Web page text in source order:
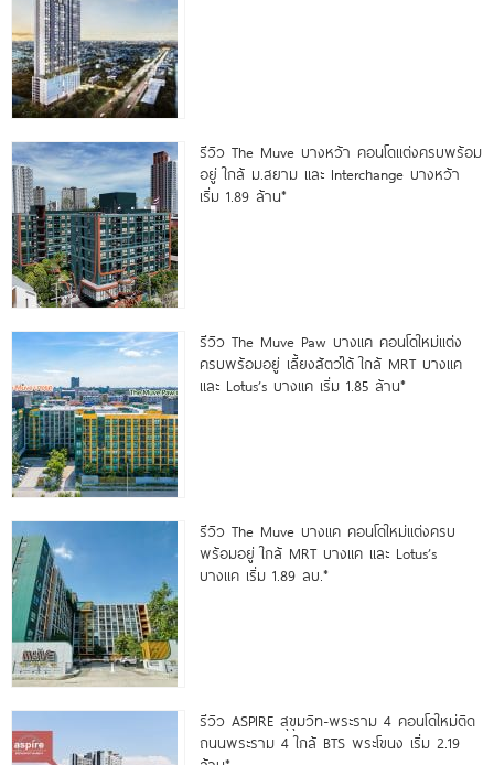
รีวิว The Muve บางหว้า คอนโดแต่งครบพร้อม
อยู่ ใกล้ ม.สยาม และ Interchange บางหว้า
เริ่ม 1.89 ล้าน*
รีวิว The Muve Paw บางแค คอนโดใหม่แต่ง
ครบพร้อมอยู่ เลี้ยงสัตว์ได้ ใกล้ MRT บางแค
และ Lotus’s บางแค เริ่ม 1.85 ล้าน*
รีวิว The Muve บางแค คอนโดใหม่แต่งครบ
พร้อมอยู่ ใกล้ MRT บางแค และ Lotus’s
บางแค เริ่ม 1.89 ลบ.*
รีวิว ASPIRE สุขุมวิท-พระราม 4 คอนโดใหม่ติด
ถนนพระราม 4 ใกล้ BTS พระโขนง เริ่ม 2.19